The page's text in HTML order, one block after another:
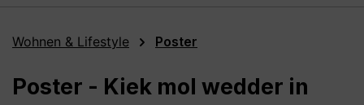
Wohnen & Lifestyle Poster
Poster - Kiek mol wedder in